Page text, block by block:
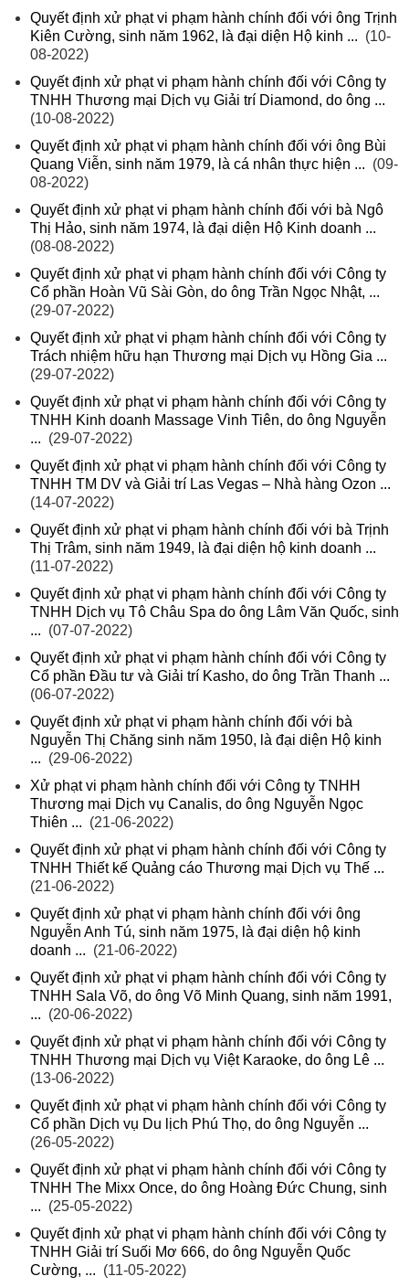
Quyết định xử phạt vi phạm hành chính đối với ông Trịnh
Kiên Cường, sinh năm 1962, là đại diện Hộ kinh ... (10-
08-2022)
Quyết định xử phạt vi phạm hành chính đối với Công ty
TNHH Thương mại Dịch vụ Giải trí Diamond, do ông ...
(10-08-2022)
Quyết định xử phạt vi phạm hành chính đối với ông Bùi
Quang Viễn, sinh năm 1979, là cá nhân thực hiện ... (09-
08-2022)
Quyết định xử phạt vi phạm hành chính đối với bà Ngô
Thị Hảo, sinh năm 1974, là đại diện Hộ Kinh doanh ...
(08-08-2022)
Quyết định xử phạt vi phạm hành chính đối với Công ty
Cổ phần Hoàn Vũ Sài Gòn, do ông Trần Ngọc Nhật, ...
(29-07-2022)
Quyết định xử phạt vi phạm hành chính đối với Công ty
Trách nhiệm hữu hạn Thương mại Dịch vụ Hồng Gia ...
(29-07-2022)
Quyết định xử phạt vi phạm hành chính đối với Công ty
TNHH Kinh doanh Massage Vinh Tiên, do ông Nguyễn
... (29-07-2022)
Quyết định xử phạt vi phạm hành chính đối với Công ty
TNHH TM DV và Giải trí Las Vegas – Nhà hàng Ozon ...
(14-07-2022)
Quyết định xử phạt vi phạm hành chính đối với bà Trịnh
Thị Trâm, sinh năm 1949, là đại diện hộ kinh doanh ...
(11-07-2022)
Quyết định xử phạt vi phạm hành chính đối với Công ty
TNHH Dịch vụ Tô Châu Spa do ông Lâm Văn Quốc, sinh
... (07-07-2022)
Quyết định xử phạt vi phạm hành chính đối với Công ty
Cổ phần Đầu tư và Giải trí Kasho, do ông Trần Thanh ...
(06-07-2022)
Quyết định xử phạt vi phạm hành chính đối với bà
Nguyễn Thị Chăng sinh năm 1950, là đại diện Hộ kinh
... (29-06-2022)
Xử phạt vi phạm hành chính đối với Công ty TNHH
Thương mại Dịch vụ Canalis, do ông Nguyễn Ngọc
Thiên ... (21-06-2022)
Quyết định xử phạt vi phạm hành chính đối với Công ty
TNHH Thiết kế Quảng cáo Thương mại Dịch vụ Thế ...
(21-06-2022)
Quyết định xử phạt vi phạm hành chính đối với ông
Nguyễn Anh Tú, sinh năm 1975, là đại diện hộ kinh
doanh ... (21-06-2022)
Quyết định xử phạt vi phạm hành chính đối với Công ty
TNHH Sala Võ, do ông Võ Minh Quang, sinh năm 1991,
... (20-06-2022)
Quyết định xử phạt vi phạm hành chính đối với Công ty
TNHH Thương mại Dịch vụ Việt Karaoke, do ông Lê ...
(13-06-2022)
Quyết định xử phạt vi phạm hành chính đối với Công ty
Cổ phần Dịch vụ Du lịch Phú Thọ, do ông Nguyễn ...
(26-05-2022)
Quyết định xử phạt vi phạm hành chính đối với Công ty
TNHH The Mixx Once, do ông Hoàng Đức Chung, sinh
... (25-05-2022)
Quyết định xử phạt vi phạm hành chính đối với Công ty
TNHH Giải trí Suối Mơ 666, do ông Nguyễn Quốc
Cường, ... (11-05-2022)